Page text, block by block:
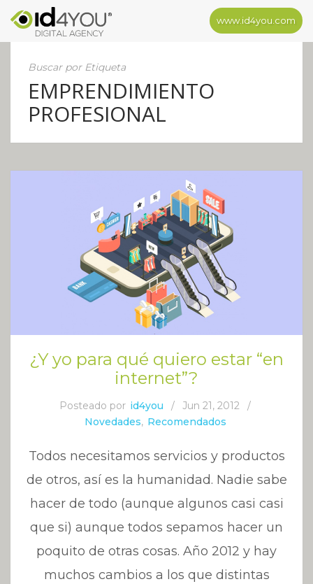
www.id4you.com
Buscar por Etiqueta
EMPRENDIMIENTO
PROFESIONAL
¿Y yo para qué quiero estar “en
internet”?
Posteado por id4you / Jun 21, 2012
/
Novedades, Recomendados
Todos necesitamos servicios y productos
de otros, así es la humanidad. Nadie sabe
hacer de todo (aunque algunos casi casi
que si) aunque todos sepamos hacer un
poquito de otras cosas. Año 2012 y hay
muchos cambios a los que distintas